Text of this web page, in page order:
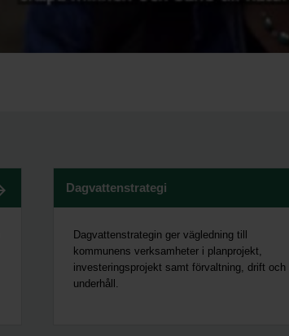
Dagvattenstrategi
Dagvattenstrategin ger vägledning till
kommunens verksamheter i planprojekt,
investeringsprojekt samt förvaltning, drift och
underhåll.